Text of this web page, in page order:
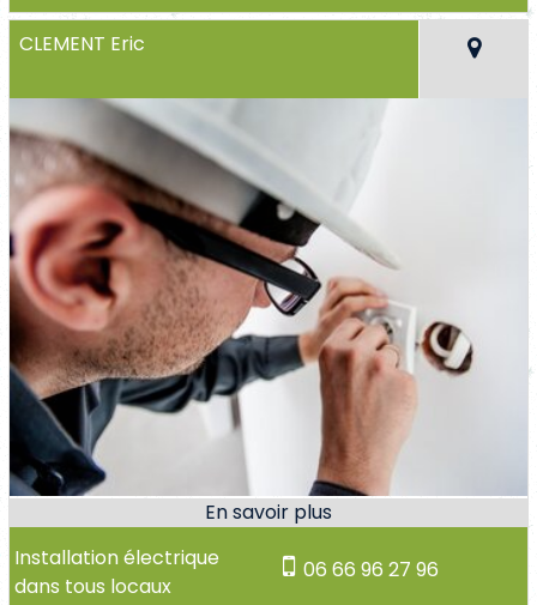
CLEMENT Eric
Installation électrique
dans tous locaux
06 66 96 27 96